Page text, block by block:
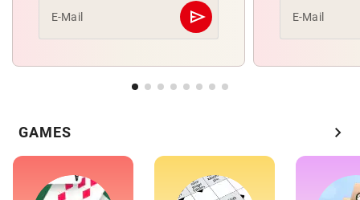
E-Mail send
Abschicken E-Mail
GAMES chevron_right